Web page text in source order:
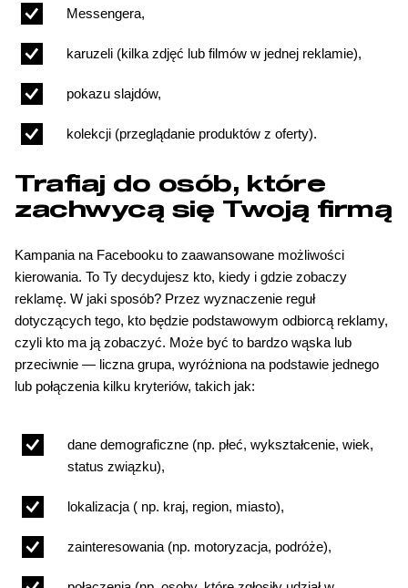
Messengera,
karuzeli (kilka zdjęć lub filmów w jednej reklamie),
pokazu slajdów,
kolekcji (przeglądanie produktów z oferty).
Trafiaj do osób, które
zachwycą się Twoją firmą
Kampania na Facebooku to zaawansowane możliwości
kierowania. To Ty decydujesz kto, kiedy i gdzie zobaczy
reklamę. W jaki sposób? Przez wyznaczenie reguł
dotyczących tego, kto będzie podstawowym odbiorcą reklamy,
czyli kto ma ją zobaczyć. Może być to bardzo wąska lub
przeciwnie — liczna grupa, wyróżniona na podstawie jednego
lub połączenia kilku kryteriów, takich jak:
dane demograficzne (np. płeć, wykształcenie, wiek,
status związku),
lokalizacja ( np. kraj, region, miasto),
zainteresowania (np. motoryzacja, podróże),